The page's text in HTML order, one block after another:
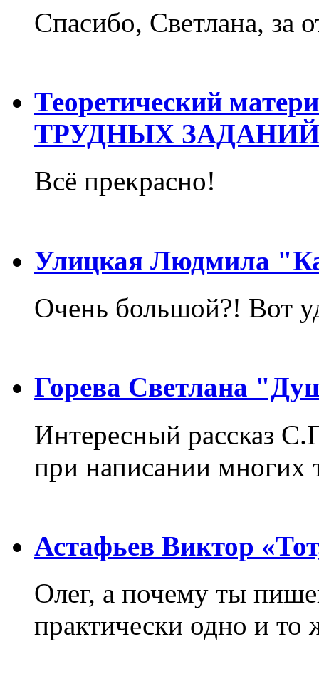
Спасибо, Светлана, за
Теоретический
ТРУДНЫХ
Всё прекрасно!
Улицкая Людмила
Очень большой?! Вот
Горева Светлана
Интересный рассказ
при написании многих
Астафьев Виктор
Олег, а почему ты
практически одно и то